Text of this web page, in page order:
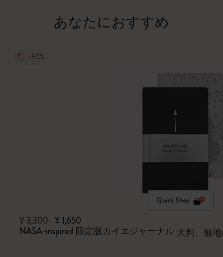
あなたにおすすめ
-50%
Quick Shop
¥ 3,300 ¥ 1,650
NASA-inspired 限定版カイエジャーナル 大判、無